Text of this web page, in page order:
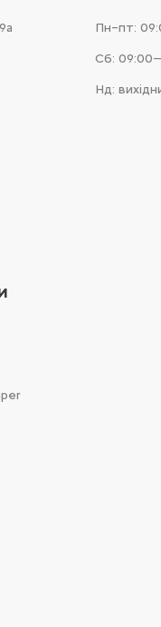
Пн–пт:
Сб:
Нд: